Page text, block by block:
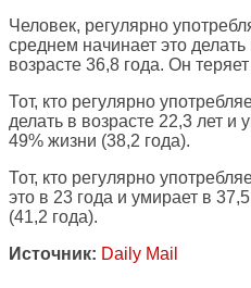
Человек, регулярно
среднем начинает это
возрасте 36,8 года. Он
Тот, кто регулярно
делать в возрасте 22,3 лет и
49% жизни (38,2 года).
Тот, кто регулярно
это в 23 года и умирает в
(41,2 года).
Источник: Daily Mail